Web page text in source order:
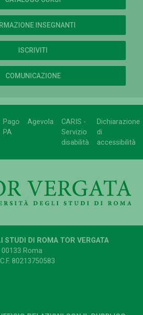
INSEGNANTI
ISCRIVITI
COMUNICAZIONE
Pago
PA
Agevola
CARIS -
Servizio
disabilità
Dichiarazione
di
accessibilità
STUDI DI ROMA TOR VERGATA
Roma
80213750583